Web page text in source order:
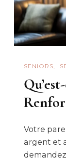
SENIORS
Votre
argent et